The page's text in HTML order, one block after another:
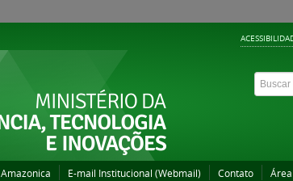
E-mail Institucional (Webmail) Contato